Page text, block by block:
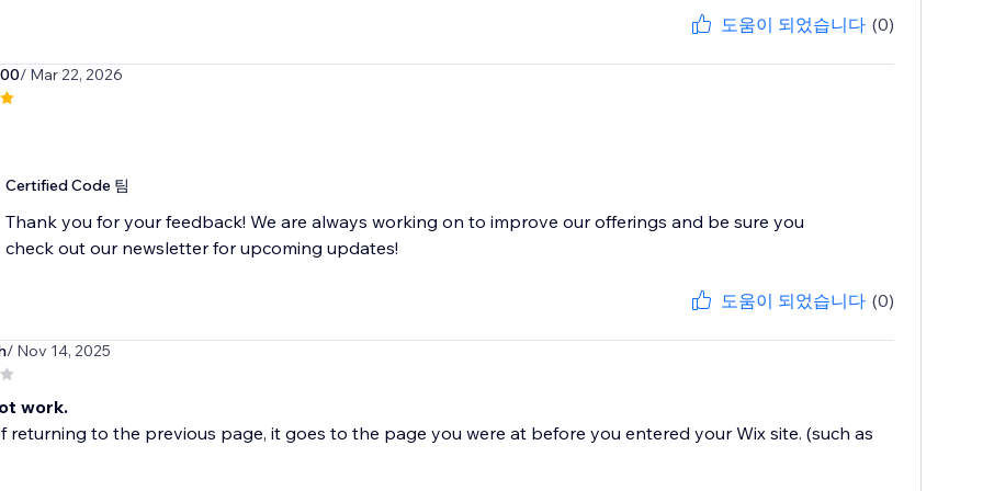
도움이 되었습니다 (0)
/ Mar 22, 2026
Certified Code 팀
Thank you for your feedback! We are always working on to improve our offerings and be sure you
check out our newsletter for upcoming updates!
도움이 되었습니다 (0)
/ Nov 14, 2025
work.
returning to the previous page, it goes to the page you were at before you entered your Wix site. (such as